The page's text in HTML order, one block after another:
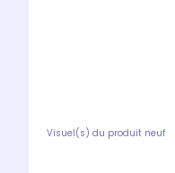
Visuel(s) du produit neuf